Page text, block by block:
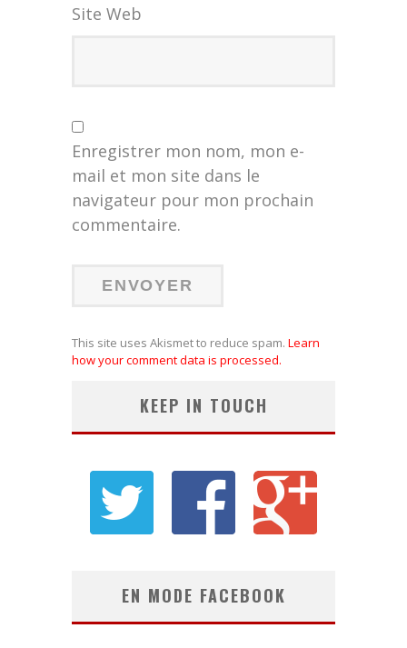
Site Web
Enregistrer mon nom, mon e-
mail et mon site dans le
navigateur pour mon prochain
commentaire.
This site uses Akismet to reduce spam. Learn
how your comment data is processed.
KEEP IN TOUCH
EN MODE FACEBOOK